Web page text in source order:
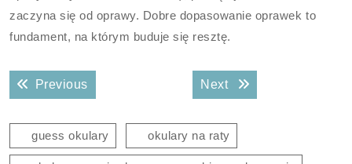
zaczyna się od oprawy. Dobre dopasowanie oprawek to
fundament, na którym buduje się resztę.
Nawigacja
wpisuPreviousPrevious post: Next Next post:
guess okulary okulary na raty